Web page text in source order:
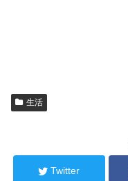
生活
Twitter